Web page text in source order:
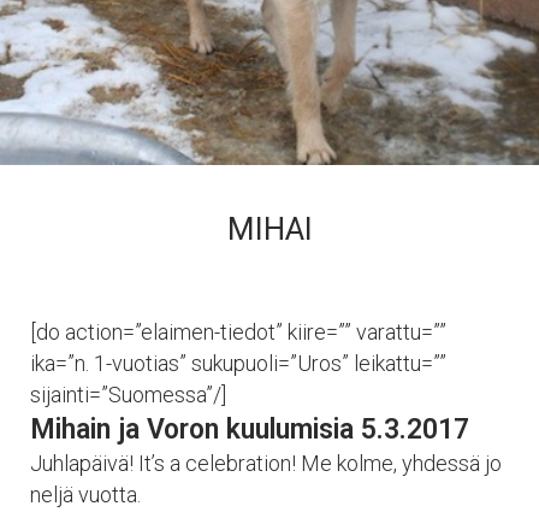
MIHAI
[do action=”elaimen-tiedot” kiire=”” varattu=””
ika=”n. 1-vuotias” sukupuoli=”Uros” leikattu=””
sijainti=”Suomessa”/]
Mihain ja Voron kuulumisia 5.3.2017
Juhlapäivä! It’s a celebration! Me kolme, yhdessä jo
neljä vuotta.